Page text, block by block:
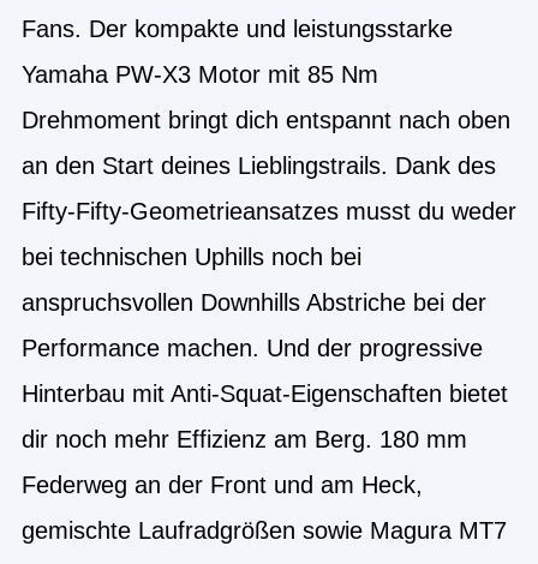
Fans. Der kompakte und leistungsstarke
Yamaha PW-X3 Motor mit 85 Nm
Drehmoment bringt dich entspannt nach oben
an den Start deines Lieblingstrails. Dank des
Fifty-Fifty-Geometrieansatzes musst du weder
bei technischen Uphills noch bei
anspruchsvollen Downhills Abstriche bei der
Performance machen. Und der progressive
Hinterbau mit Anti-Squat-Eigenschaften bietet
dir noch mehr Effizienz am Berg. 180 mm
Federweg an der Front und am Heck,
gemischte Laufradgrößen sowie Magura MT7